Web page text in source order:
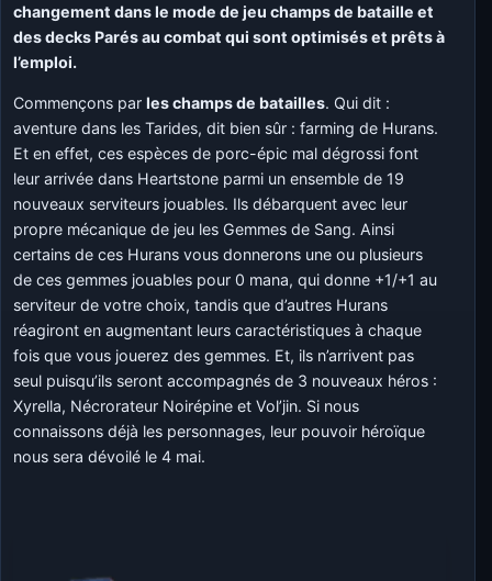
changement dans le mode de jeu champs de bataille et
des decks Parés au combat qui sont optimisés et prêts à
l’emploi.
Commençons parles champs de batailles. Qui dit :
aventure dans les Tarides, dit bien sûr : farming de Hurans.
Et en effet, ces espèces de porc-épic mal dégrossi font
leur arrivée dans Heartstone parmi un ensemble de 19
nouveaux serviteurs jouables. Ils débarquent avec leur
propre mécanique de jeu les Gemmes de Sang. Ainsi
certains de ces Hurans vous donnerons une ou plusieurs
de ces gemmes jouables pour 0 mana, qui donne +1/+1 au
serviteur de votre choix, tandis que d’autres Hurans
réagiront en augmentant leurs caractéristiques à chaque
fois que vous jouerez des gemmes. Et, ils n’arrivent pas
seul puisqu’ils seront accompagnés de 3 nouveaux héros :
Xyrella, Nécrorateur Noirépine et Vol’jin. Si nous
connaissons déjà les personnages, leur pouvoir héroïque
nous sera dévoilé le 4 mai.